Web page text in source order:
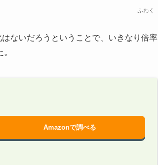
ふわく
ないだろうということで、いきなり倍率
Amazonで調べる